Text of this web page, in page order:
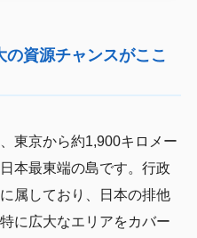
資源チャンスがここ
東京から約1,900キロメー
本最東端の島です。行政
属しており、日本の排他
に広大なエリアをカバー